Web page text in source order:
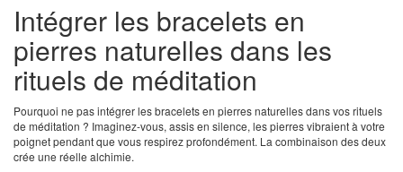
Intégrer les bracelets en
pierres naturelles dans les
rituels de méditation
Pourquoi ne pas intégrer les bracelets en pierres naturelles dans vos rituels
de méditation ? Imaginez-vous, assis en silence, les pierres vibraient à votre
poignet pendant que vous respirez profondément. La combinaison des deux
crée une réelle alchimie.